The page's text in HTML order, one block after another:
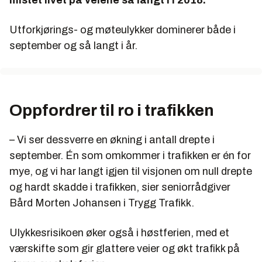
Utforkjørings- og møteulykker dominerer både i
september og så langt i år.
Oppfordrer til ro i trafikken
– Vi ser dessverre en økning i antall drepte i
september. Én som omkommer i trafikken er én for
mye, og vi har langt igjen til visjonen om null drepte
og hardt skadde i trafikken, sier seniorrådgiver
Bård Morten Johansen i Trygg Trafikk.
Ulykkesrisikoen øker også i høstferien, med et
værskifte som gir glattere veier og økt trafikk på